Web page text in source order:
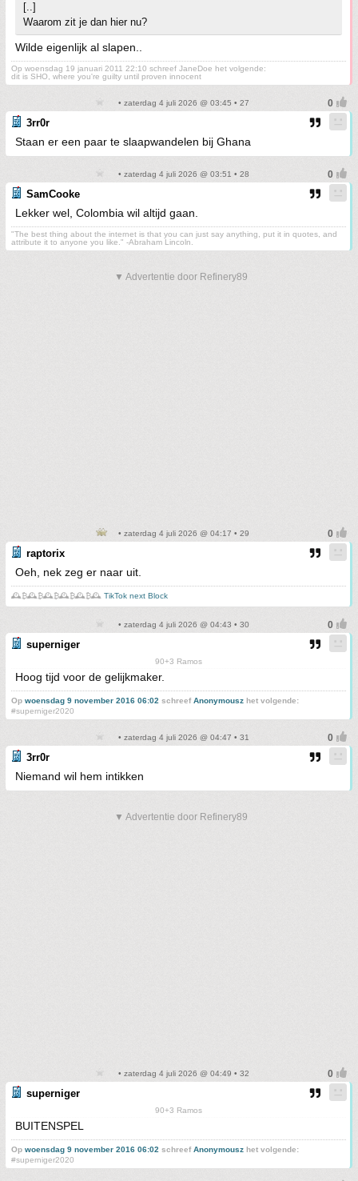
[..]
Waarom zit je dan hier nu?
Wilde eigenlijk al slapen..
Op woensdag 19 januari 2011 22:10 schreef JaneDoe het volgende:
dit is SHO, where you're guilty until proven innocent
• zaterdag 4 juli 2026 @ 03:45 • 27
3rr0r
Staan er een paar te slaapwandelen bij Ghana
• zaterdag 4 juli 2026 @ 03:51 • 28
SamCooke
Lekker wel, Colombia wil altijd gaan.
"The best thing about the internet is that you can just say anything, put it in quotes, and
attribute it to anyone you like." -Abraham Lincoln.
▼ Advertentie door Refinery89
• zaterdag 4 juli 2026 @ 04:17 • 29
raptorix
Oeh, nek zeg er naar uit.
🕰️₿🕰️₿🕰️₿🕰️₿🕰️₿🕰️ TikTok next Block
• zaterdag 4 juli 2026 @ 04:43 • 30
superniger
90+3 Ramos
Hoog tijd voor de gelijkmaker.
Op woensdag 9 november 2016 06:02 schreefAnonymousz het volgende:
#superniger2020
• zaterdag 4 juli 2026 @ 04:47 • 31
3rr0r
Niemand wil hem intikken
▼ Advertentie door Refinery89
• zaterdag 4 juli 2026 @ 04:49 • 32
superniger
90+3 Ramos
BUITENSPEL
Op woensdag 9 november 2016 06:02 schreefAnonymousz het volgende:
#superniger2020